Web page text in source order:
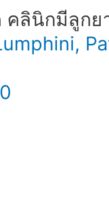
คลินิกมีลูกย